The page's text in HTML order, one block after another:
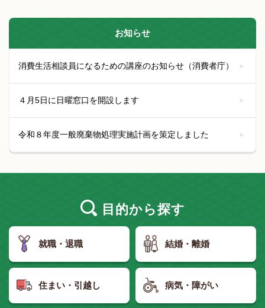
お知らせ
消費生活相談員になるための講座のお知らせ（消費者庁）
４月5日に日曜窓口を開設します
令和８年度一般廃棄物処理実施計画を策定しました
目的から探す
就職・退職 結婚・離婚
住まい・引越し 病気・障がい